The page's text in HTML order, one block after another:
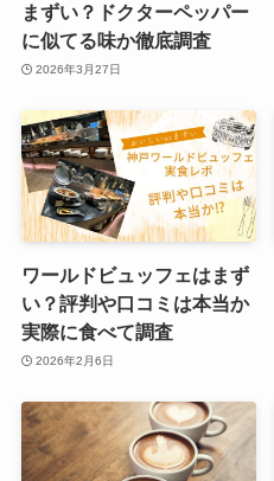
まずい？ドクターペッパー
に似てる味か徹底調査
2026年3月27日
ワールドビュッフェはまず
い？評判や口コミは本当か
実際に食べて調査
2026年2月6日